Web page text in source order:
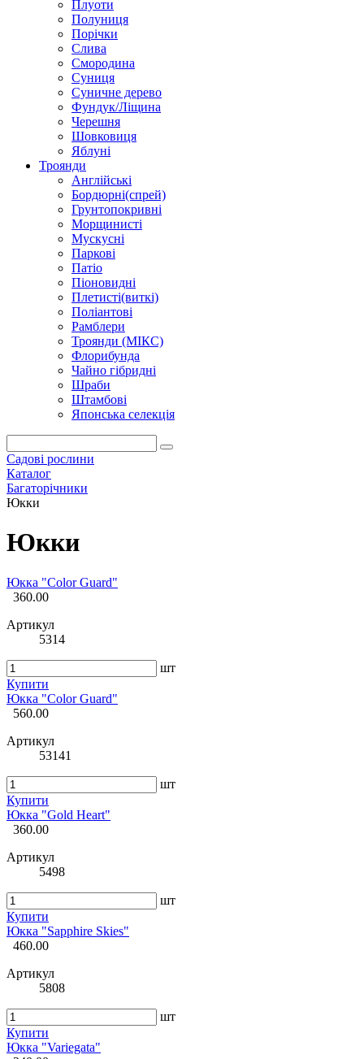
Плуоти
Полуниця
Порічки
Слива
Смородина
Суниця
Суничне дерево
Фундук/Ліщина
Черешня
Шовковиця
Яблуні
Троянди
Англійські
Бордюрні(спрей)
Грунтопокривні
Морщинисті
Мускусні
Паркові
Патіо
Піоновидні
Плетисті(виткі)
Поліантові
Рамблери
Троянди (МІКС)
Флорибунда
Чайно гібридні
Шраби
Штамбові
Японська селекція
Садові рослини
Каталог
Багаторічники
Юкки
Юкки
Юкка "Color Guard"
360.00
Артикул
5314
шт
Купити
Юкка "Color Guard"
560.00
Артикул
53141
шт
Купити
Юкка "Gold Heart"
360.00
Артикул
5498
шт
Купити
Юкка "Sapphire Skies"
460.00
Артикул
5808
шт
Купити
Юкка "Variegata"